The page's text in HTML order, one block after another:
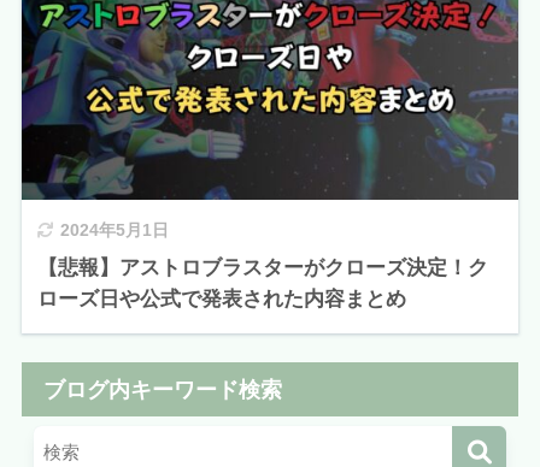
2024年5月1日
【悲報】アストロブラスターがクローズ決定！ク
ローズ日や公式で発表された内容まとめ
ブログ内キーワード検索